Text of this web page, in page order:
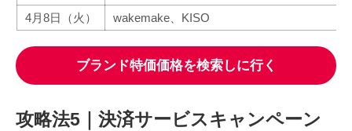
4月8日（火）
wakemake、KISO
ブランド特価価格を検索しに行く
攻略法5｜決済サービスキャンペーン